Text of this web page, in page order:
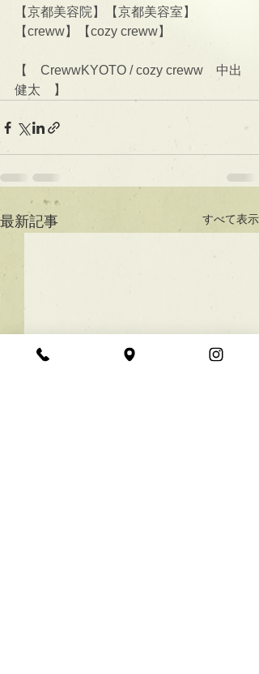
【京都美容院】【京都美容室】
【creww】【cozy creww】
【　CrewwKYOTO / cozy creww　中出
健太　】
最新記事 すべて表示